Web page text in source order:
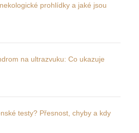
prohlídky a jaké jsou
na ultrazvuku: Co ukazuje
testy? Přesnost, chyby a kdy